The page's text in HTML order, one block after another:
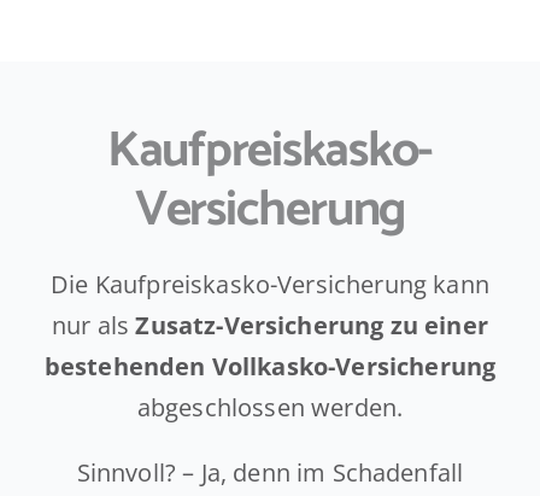
Kaufpreiskasko-
Versicherung
Die Kaufpreiskasko-Versicherung kann
nur alsZusatz-Versicherung zu einer
bestehenden Vollkasko-Versicherung
abgeschlossen werden.
Sinnvoll? – Ja, denn im Schadenfall